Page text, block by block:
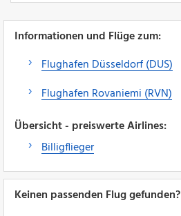
Informationen und Flüge zum:
Flughafen Düsseldorf (DUS)
Flughafen Rovaniemi (RVN)
Übersicht - preiswerte Airlines:
Billigflieger
Keinen passenden Flug gefunden?